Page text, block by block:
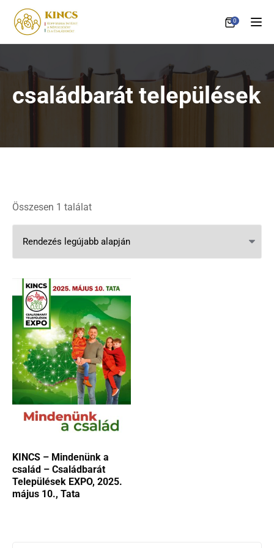
0
családbarát települések
Összesen 1 találat
KINCS – Mindenünk a
család – Családbarát
Települések EXPO, 2025.
május 10., Tata